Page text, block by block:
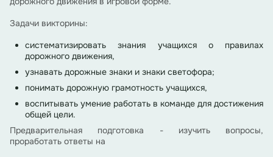
Задачи викторины:
систематизировать знания учащихся о правилах
дорожного движения,
узнавать дорожные знаки и знаки светофора;
понимать дорожную грамотность учащихся,
воспитывать умение работать в команде для достижения
общей цели.
Предварительная подготовка - изучить вопросы,
проработать ответы на